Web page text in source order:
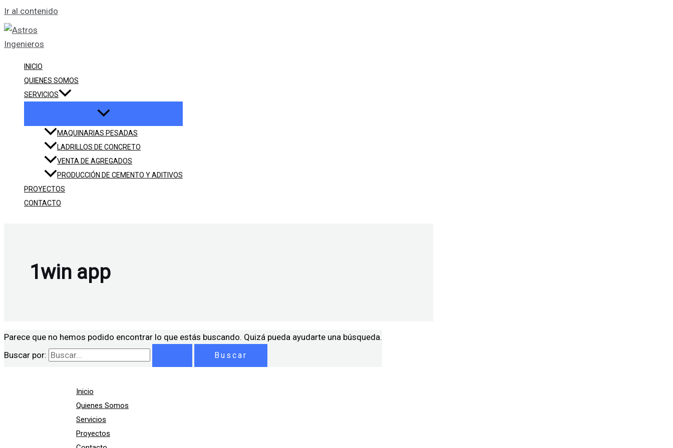
Ir al contenido
INICIO
QUIENES SOMOS
SERVICIOS
MAQUINARIAS PESADAS
LADRILLOS DE CONCRETO
VENTA DE AGREGADOS
PRODUCCIÓN DE CEMENTO Y ADITIVOS
PROYECTOS
CONTACTO
1win app
Parece que no hemos podido encontrar lo que estás buscando. Quizá pueda ayudarte una búsqueda.
Buscar por:
Inicio
Quienes Somos
Servicios
Proyectos